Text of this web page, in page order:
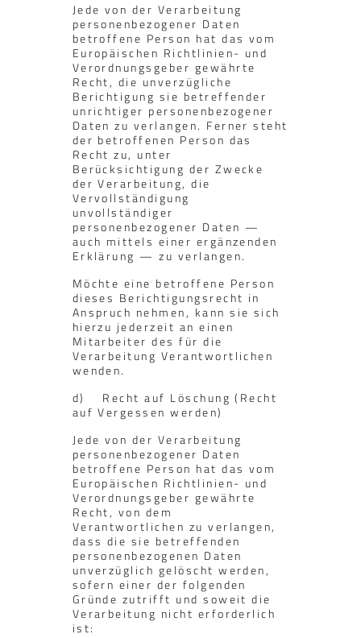
Jede von der Verarbeitung
personenbezogener Daten
betroffene Person hat das vom
Europäischen Richtlinien- und
Verordnungsgeber gewährte
Recht, die unverzügliche
Berichtigung sie betreffender
unrichtiger personenbezogener
Daten zu verlangen. Ferner steht
der betroffenen Person das
Recht zu, unter
Berücksichtigung der Zwecke
der Verarbeitung, die
Vervollständigung
unvollständiger
personenbezogener Daten —
auch mittels einer ergänzenden
Erklärung — zu verlangen.
Möchte eine betroffene Person
dieses Berichtigungsrecht in
Anspruch nehmen, kann sie sich
hierzu jederzeit an einen
Mitarbeiter des für die
Verarbeitung Verantwortlichen
wenden.
d) Recht auf Löschung (Recht
auf Vergessen werden)
Jede von der Verarbeitung
personenbezogener Daten
betroffene Person hat das vom
Europäischen Richtlinien- und
Verordnungsgeber gewährte
Recht, von dem
Verantwortlichen zu verlangen,
dass die sie betreffenden
personenbezogenen Daten
unverzüglich gelöscht werden,
sofern einer der folgenden
Gründe zutrifft und soweit die
Verarbeitung nicht erforderlich
ist: